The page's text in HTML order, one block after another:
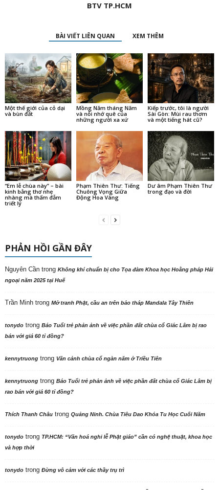
BTV TP.HCM
BÀI VIẾT LIÊN QUAN XEM THÊM
Một thế giới của cỏ dại
và bùn đất
Mồng Năm tháng Năm
và nỗi nhớ quê của
những người xa xứ
Kiếp trước, tôi là người
Sài Gòn: Mùi rau thơm
và một tiếng hát cũ?
“Em lễ chùa này” – bài
kinh bằng thơ nhẹ
nhàng mà thấm đẫm
triết lý
Phạm Thiên Thư: Tiếng
Chuông Vọng Giữa
Động Hoa Vàng
Dư âm Phạm Thiên Thư
trong đạo và đời
PHẢN HỒI GẦN ĐÂY
Nguyên Cần trong Không khí chuẩn bị cho Tọa đàm Khoa học Hoằng pháp Hải
ngoại năm 2025 tại Huế
Trần Minh trong Mở tranh Phật, cầu an trên bảo tháp Mandala Tây Thiên
tonydo trong Báo Tuổi trẻ phản ảnh về việc phần đất chùa cổ Giác Lâm bị rao
bán với giá 60 tỉ đồng?
kennytruong trong Vãn cảnh chùa cổ ngàn năm ở Triều Tiên
kennytruong trong Báo Tuổi trẻ phản ảnh về việc phần đất chùa cổ Giác Lâm bị
rao bán với giá 60 tỉ đồng?
Thích Thanh Châu trong Quảng Ninh. Chùa Tiêu Dao Khóa Tu Học Cuối Năm
tonydo trong TP.HCM: “Văn hoá nghi lễ Phật giáo” cần có nghệ thuật, khoa học
và hợp thời
tonydo trong Đừng vô cảm với các thầy trụ trì